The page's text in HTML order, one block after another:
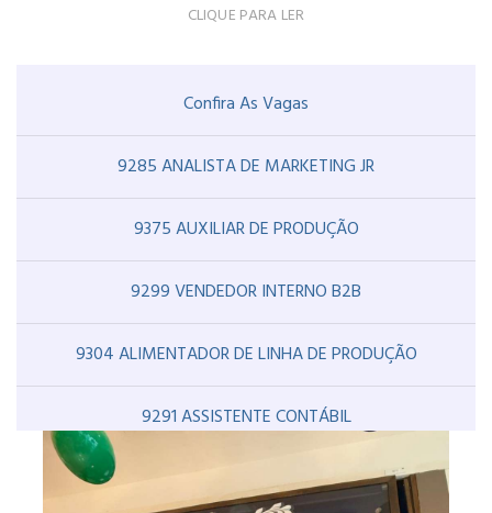
CLIQUE PARA LER
Confira As Vagas
9285 ANALISTA DE MARKETING JR
9375 AUXILIAR DE PRODUÇÃO
9299 VENDEDOR INTERNO B2B
9304 ALIMENTADOR DE LINHA DE PRODUÇÃO
9291 ASSISTENTE CONTÁBIL